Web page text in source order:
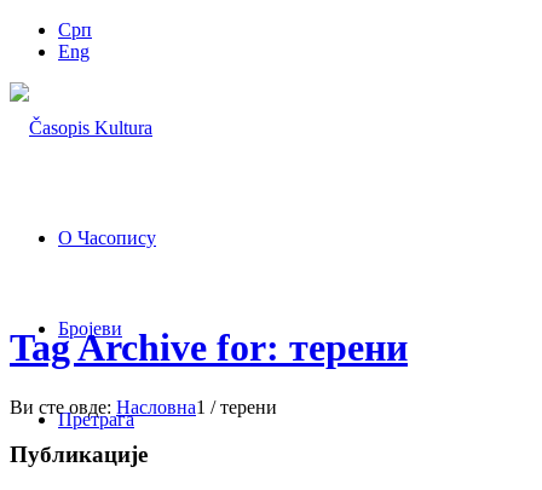
Срп
Eng
О Часопису
Бројеви
Претрага
Tag Archive for: терени
Ви сте овде: Насловна1 / терени
Публикације